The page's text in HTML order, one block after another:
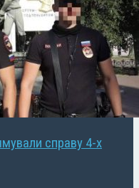
справу 4-х